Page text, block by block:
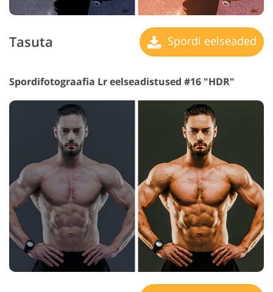
Tasuta Spordi eelseaded
Spordifotograafia Lr eelseadistused #16 "HDR"